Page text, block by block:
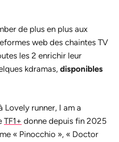
de plus en plus aux
web des chaintes TV
les 2 enrichir leur
kdramas, disponibles
Lovely runner, I am a
TF1+ donne depuis fin 2025
« Pinocchio », « Doctor